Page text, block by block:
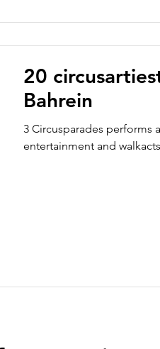
20
Bahrein
3 Circusparades performs
entertainment and